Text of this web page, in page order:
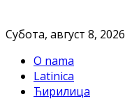
Субота, август 8, 2026
O nama
Latinica
Ћирилица